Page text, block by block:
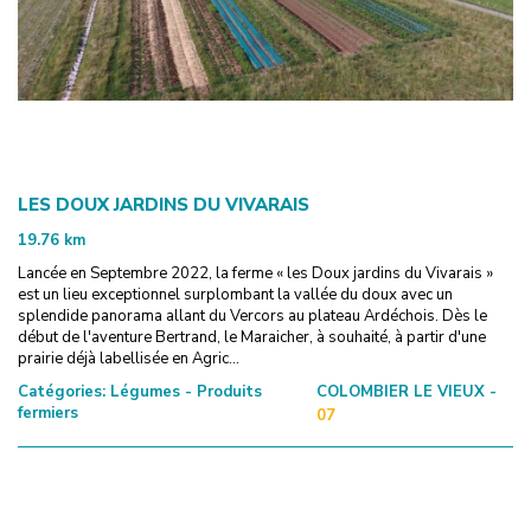
LES DOUX JARDINS DU VIVARAIS
19.76 km
Lancée en Septembre 2022, la ferme « les Doux jardins du Vivarais »
est un lieu exceptionnel surplombant la vallée du doux avec un
splendide panorama allant du Vercors au plateau Ardéchois. Dès le
début de l'aventure Bertrand, le Maraicher, à souhaité, à partir d'une
prairie déjà labellisée en Agric...
Catégories: Légumes - Produits
fermiers
COLOMBIER LE VIEUX -
07